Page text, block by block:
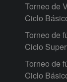
Torneo de
Ciclo
Torneo de
Ciclo
Torneo de
Ciclo